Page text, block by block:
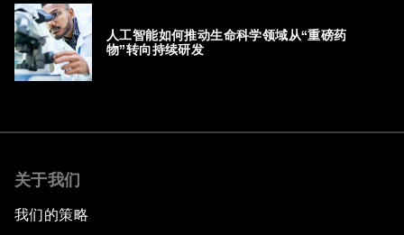
人工智能如何推动生命科学领域从“重磅药
物”转向持续研发
关于我们
我们的策略